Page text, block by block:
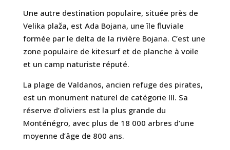
Une autre destination populaire, située près de
Velika plaža, est Ada Bojana, une île fluviale
formée par le delta de la rivière Bojana. C’est une
zone populaire de kitesurf et de planche à voile
et un camp naturiste réputé.
La plage de Valdanos, ancien refuge des pirates,
est un monument naturel de catégorie III. Sa
réserve d’oliviers est la plus grande du
Monténégro, avec plus de 18 000 arbres d’une
moyenne d’âge de 800 ans.